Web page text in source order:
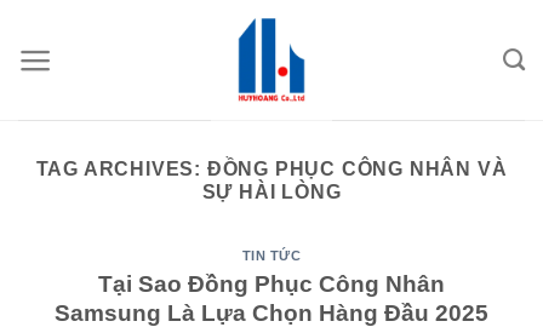
content
TAG ARCHIVES: ĐỒNG PHỤC CÔNG NHÂN VÀ
SỰ HÀI LÒNG
TIN TỨC
Tại Sao Đồng Phục Công Nhân
Samsung Là Lựa Chọn Hàng Đầu 2025